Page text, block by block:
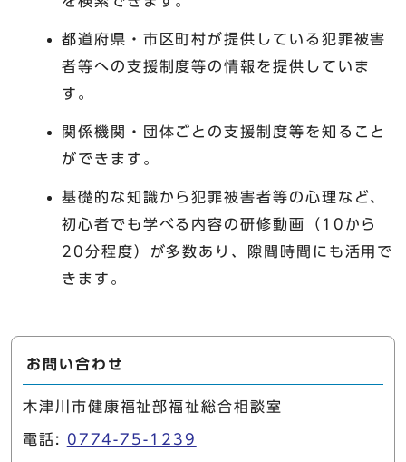
都道府県・市区町村が提供している犯罪被害
者等への支援制度等の情報を提供していま
す。
関係機関・団体ごとの支援制度等を知ること
ができます。
基礎的な知識から犯罪被害者等の心理など、
初心者でも学べる内容の研修動画（10から
20分程度）が多数あり、隙間時間にも活用で
きます。
お問い合わせ
木津川市健康福祉部福祉総合相談室
電話: 0774-75-1239